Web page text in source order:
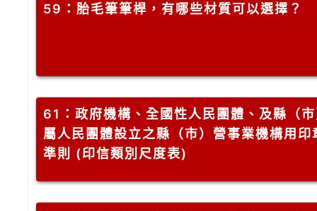
59 ：胎毛筆筆桿，有哪些材質可以選擇？
61 ：政府機構、全國性人民團體、及縣（
屬人民團體設立之縣（市）營事業機構用印
準則 (印信類別尺度表)